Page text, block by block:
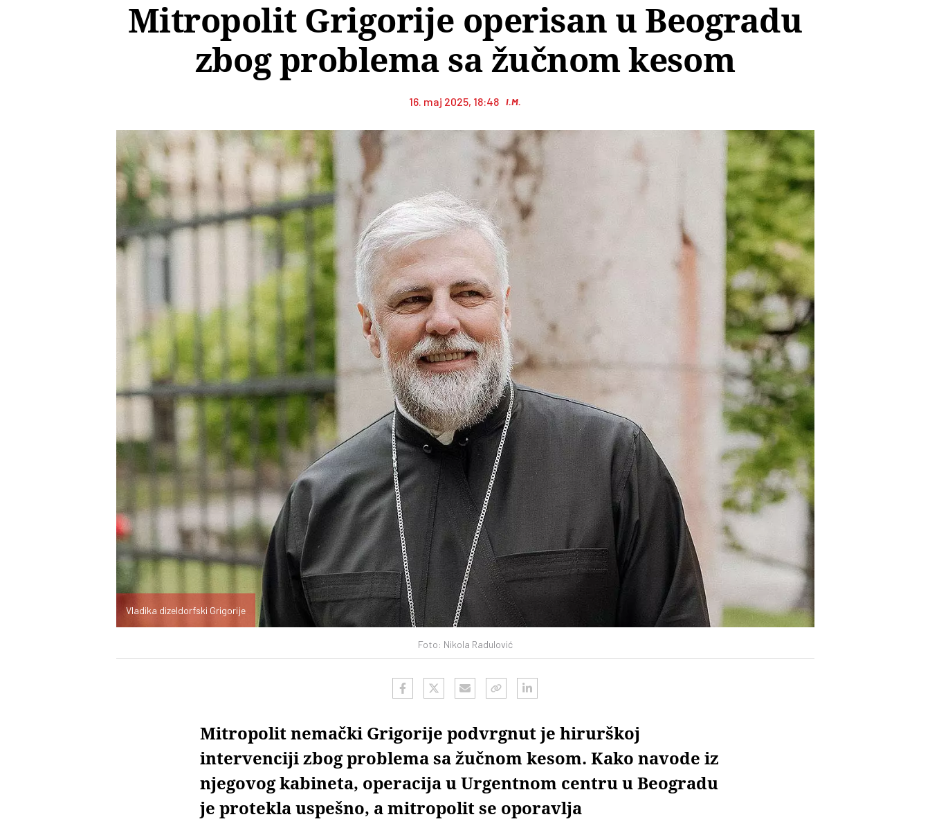
Mitropolit Grigorije operisan u Beogradu
zbog problema sa žučnom kesom
16. maj 2025, 18:48 I.M.
Foto: Nikola Radulović
Vladika dizeldorfski Grigorije
Mitropolit nemački Grigorije podvrgnut je hirurškoj
intervenciji zbog problema sa žučnom kesom. Kako navode iz
njegovog kabineta, operacija u Urgentnom centru u Beogradu
je protekla uspešno, a mitropolit se oporavlja